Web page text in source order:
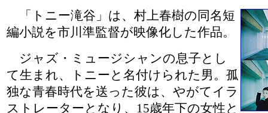
「トニー滝谷」は、村上春樹の同名短
編小説を市川準監督が映像化した作品。
ジャズ・ミュージシャンの息子とし
て生まれ、トニーと名付けられた男。孤
独な青春時代を送った彼は、やがてイラ
ストレーターとなり、15歳年下の女性と